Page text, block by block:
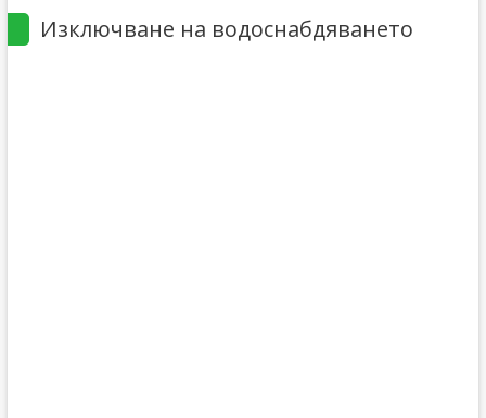
Изключване на водоснабдяването